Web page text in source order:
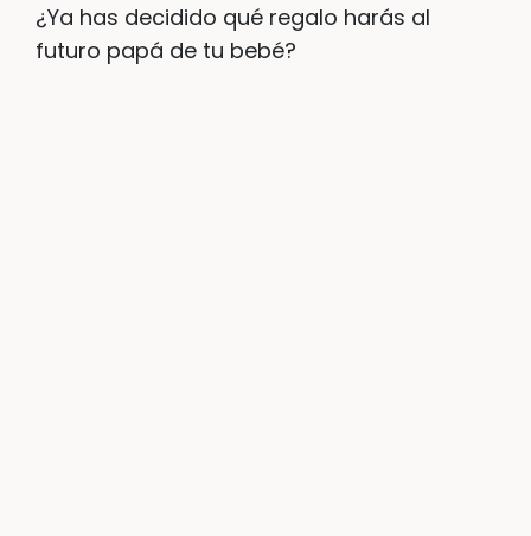
¿Ya has decidido qué regalo harás al
futuro papá de tu bebé?